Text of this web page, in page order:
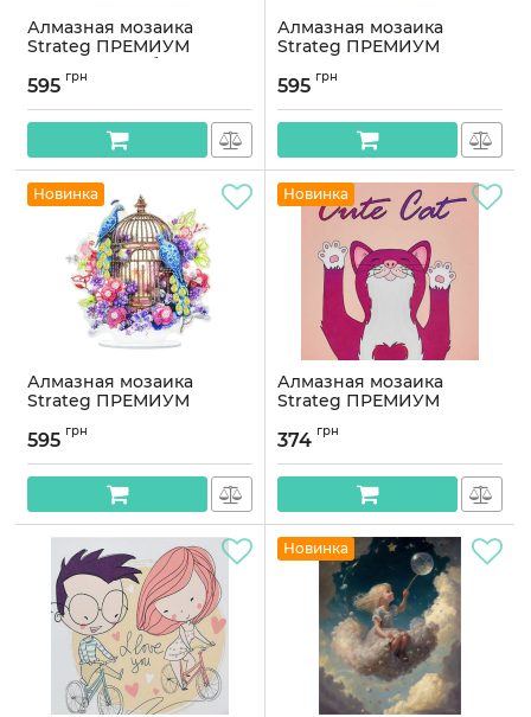
Алмазная мозаика
Strateg ПРЕМИУМ
Хрустальный башмачок
на подставке размером
Артикул:YKLZ15215
595 грн
Алмазная мозаика
Strateg ПРЕМИУМ
подставке размером
Артикул:YKLZ15279
595 грн
Новинка
Алмазная мозаика
Strateg ПРЕМИУМ
подставке размером
Артикул:YKLZ15227
595 грн
Новинка
Алмазная мозаика
Strateg ПРЕМИУМ
30х30 см (HEE16329)
Артикул:HEE16329
374 грн
Новинка